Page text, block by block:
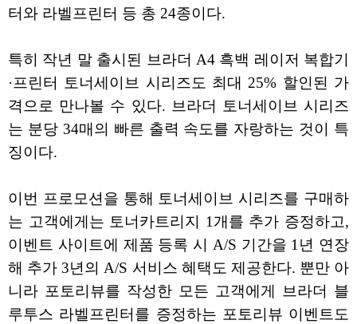
터와 라벨프린터 등 총 24종이다.
특히 작년 말 출시된 브라더 A4 흑백 레이저 복합기
·프린터 토너세이브 시리즈도 최대 25% 할인된 가
격으로 만나볼 수 있다. 브라더 토너세이브 시리즈
는 분당 34매의 빠른 출력 속도를 자랑하는 것이 특
징이다.
이번 프로모션을 통해 토너세이브 시리즈를 구매하
는 고객에게는 토너카트리지 1개를 추가 증정하고,
이벤트 사이트에 제품 등록 시 A/S 기간을 1년 연장
해 추가 3년의 A/S 서비스 혜택도 제공한다. 뿐만 아
니라 포토리뷰를 작성한 모든 고객에게 브라더 블
루투스 라벨프린터를 증정하는 포토리뷰 이벤트도